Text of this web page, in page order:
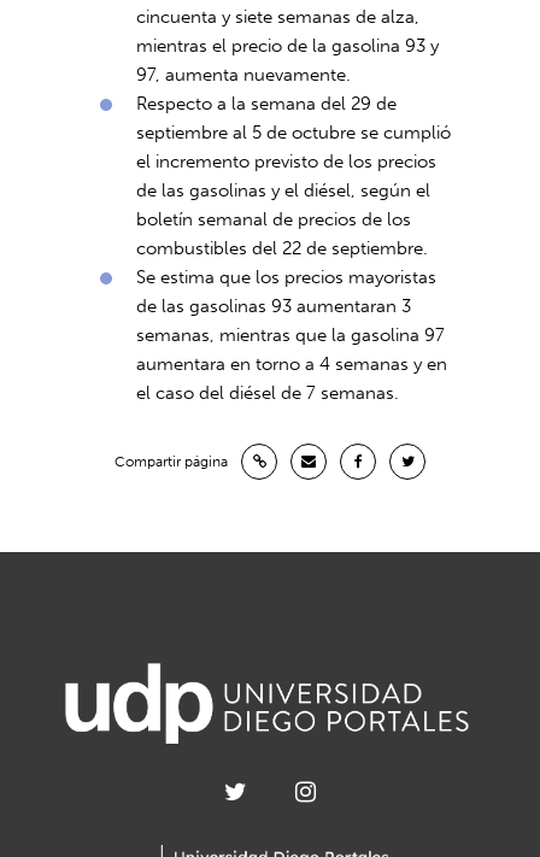
cincuenta y siete semanas de alza,
mientras el precio de la gasolina 93 y
97, aumenta nuevamente.
Respecto a la semana del 29 de
septiembre al 5 de octubre se cumplió
el incremento previsto de los precios
de las gasolinas y el diésel, según el
boletín semanal de precios de los
combustibles del 22 de septiembre.
Se estima que los precios mayoristas
de las gasolinas 93 aumentaran 3
semanas, mientras que la gasolina 97
aumentara en torno a 4 semanas y en
el caso del diésel de 7 semanas.
Compartir página